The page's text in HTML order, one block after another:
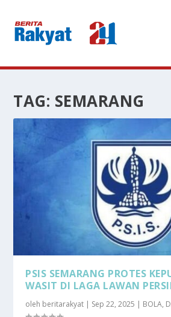
TAG: SEMARANG
PSIS SEMARANG PROTES
WASIT DI LAGA LAWAN
oleh beritarakyat | Sep 22, 2025 | BOLA,